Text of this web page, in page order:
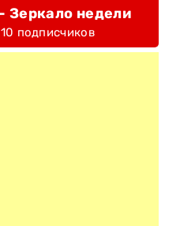
Зеркало недели
подписчиков